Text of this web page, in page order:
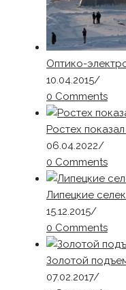
Оптико-
10.04.2015/
0 Comments
Ростех
06.04.2022/
0 Comments
Липецкие
15.12.2015/
0 Comments
Золотой
07.02.2017/